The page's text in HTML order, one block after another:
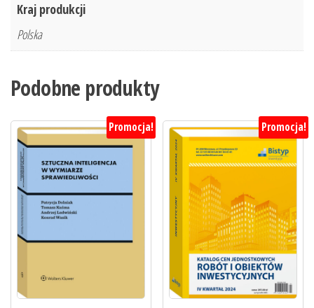
Kraj produkcji
Polska
Podobne produkty
Promocja! Promocja!